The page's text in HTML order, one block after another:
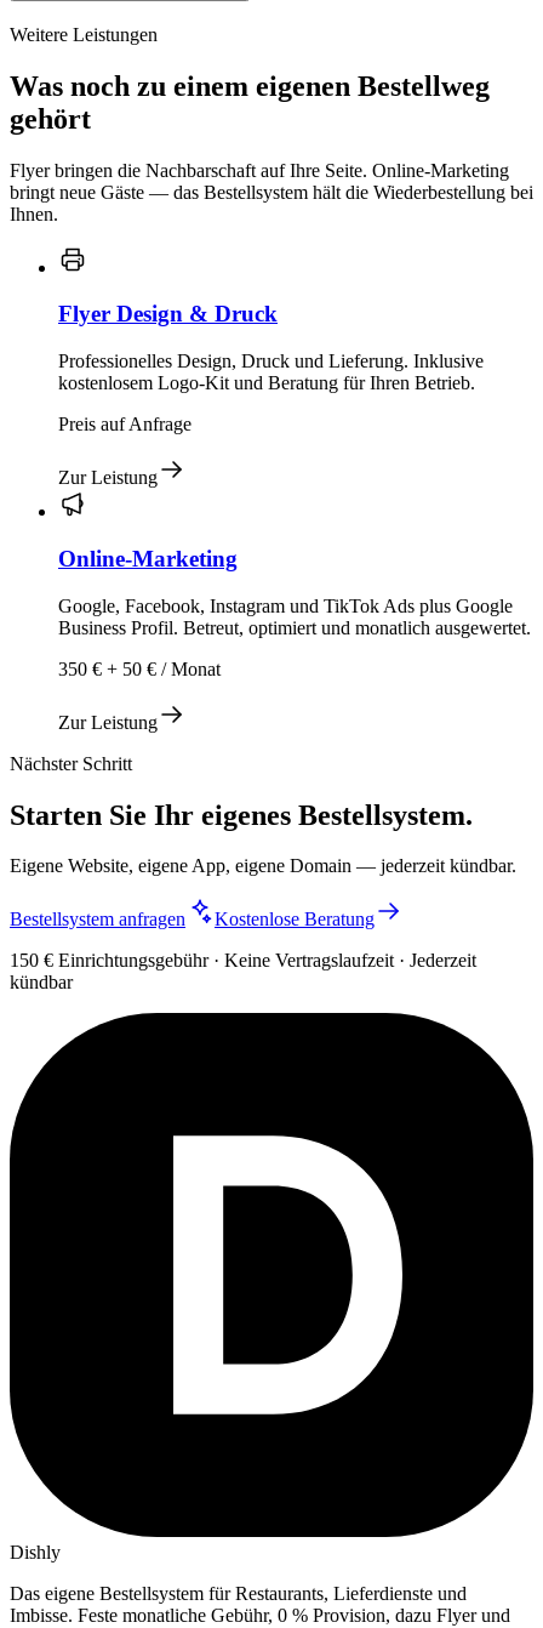
Weitere Leistungen
Was noch zu einem eigenen Bestellweg
gehört
Flyer bringen die Nachbarschaft auf Ihre Seite. Online-Marketing
bringt neue Gäste — das Bestellsystem hält die Wiederbestellung bei
Ihnen.
Flyer Design & Druck
Professionelles Design, Druck und Lieferung. Inklusive
kostenlosem Logo-Kit und Beratung für Ihren Betrieb.
Preis auf Anfrage
Zur Leistung
Online-Marketing
Google, Facebook, Instagram und TikTok Ads plus Google
Business Profil. Betreut, optimiert und monatlich ausgewertet.
350 € + 50 € / Monat
Zur Leistung
Nächster Schritt
Starten Sie Ihr eigenes Bestellsystem.
Eigene Website, eigene App, eigene Domain — jederzeit kündbar.
Bestellsystem anfragen
Kostenlose Beratung
150 € Einrichtungsgebühr · Keine Vertragslaufzeit · Jederzeit
kündbar
Dishly
Das eigene Bestellsystem für Restaurants, Lieferdienste und
Imbisse. Feste monatliche Gebühr, 0 % Provision, dazu Flyer und